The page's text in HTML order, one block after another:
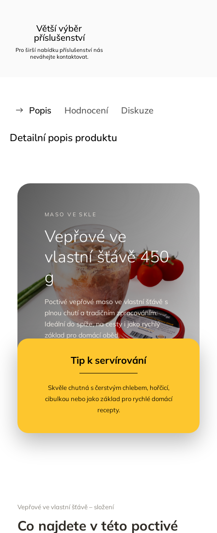
Větší výběr
příslušenství
Pro širší nabídku příslušenství nás
neváhejte kontaktovat.
Popis Hodnocení Diskuze
Detailní popis produktu
MASO VE SKLE
Vepřové ve
vlastní šťávě 450
g
Poctivé vepřové maso ve vlastní šťávě s
plnou chutí a tradičním zpracováním.
Ideální do spíže, na cesty i jako rychlý
základ pro domácí oběd.
Tip k servírování
Skvěle chutná s čerstvým chlebem, hořčicí,
cibulkou nebo jako základ pro rychlé domácí
recepty.
Vepřové ve vlastní šťávě – složení
Co najdete v této poctivé